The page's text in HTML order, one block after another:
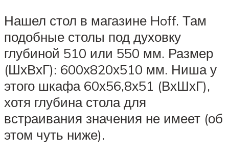
Нашел стол в магазине Hoff. Там
подобные столы под духовку
глубиной 510 или 550 мм. Размер
(ШхВхГ): 600х820х510 мм. Ниша у
этого шкафа 60х56,8х51 (ВхШхГ),
хотя глубина стола для
встраивания значения не имеет (об
этом чуть ниже).